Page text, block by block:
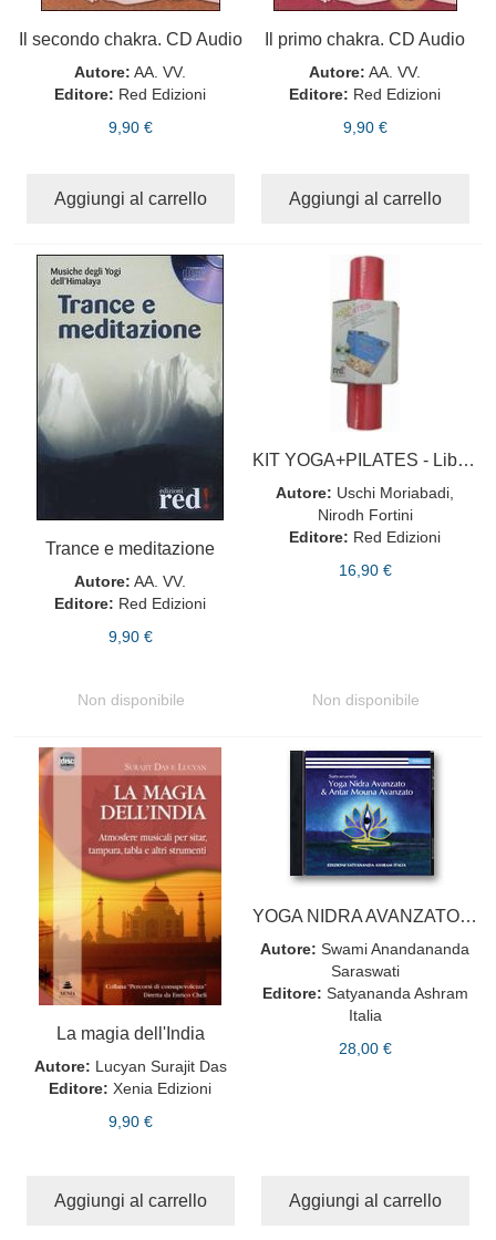
Il secondo chakra. CD Audio
Autore: AA. VV.
Editore: Red Edizioni
9,90 €
Aggiungi al carrello
Il primo chakra. CD Audio
Autore: AA. VV.
Editore: Red Edizioni
9,90 €
Aggiungi al carrello
Trance e meditazione
Autore: AA. VV.
Editore: Red Edizioni
9,90 €
Non disponibile
Autore: Uschi Moriabadi,
Nirodh Fortini
Editore: Red Edizioni
16,90 €
Non disponibile
La magia dell'India
Autore: Lucyan Surajit Das
Editore: Xenia Edizioni
9,90 €
Aggiungi al carrello
Autore: Swami Anandananda
Saraswati
Editore: Satyananda Ashram
Italia
28,00 €
Aggiungi al carrello